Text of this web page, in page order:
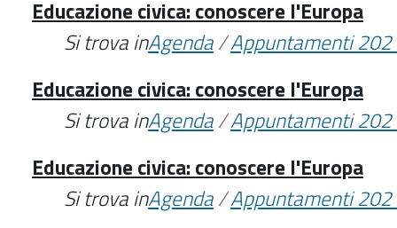
Educazione civica: conoscere l'Europa
Si trova inAgenda/Appuntamenti
Educazione civica: conoscere l'Europa
Si trova inAgenda/Appuntamenti
Educazione civica: conoscere l'Europa
Si trova inAgenda/Appuntamenti